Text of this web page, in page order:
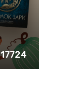
17724